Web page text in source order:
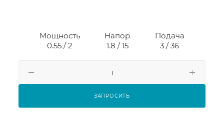
Мощность
0.55 / 2
Напор
1.8 / 15
Подача
3 / 36
ЗАПРОСИТЬ